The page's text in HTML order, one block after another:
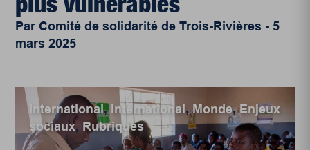
Par Comité de solidarité de Trois-Rivières - 5
mars 2025
International, International ,Monde,Enjeux
sociaux, Rubriques